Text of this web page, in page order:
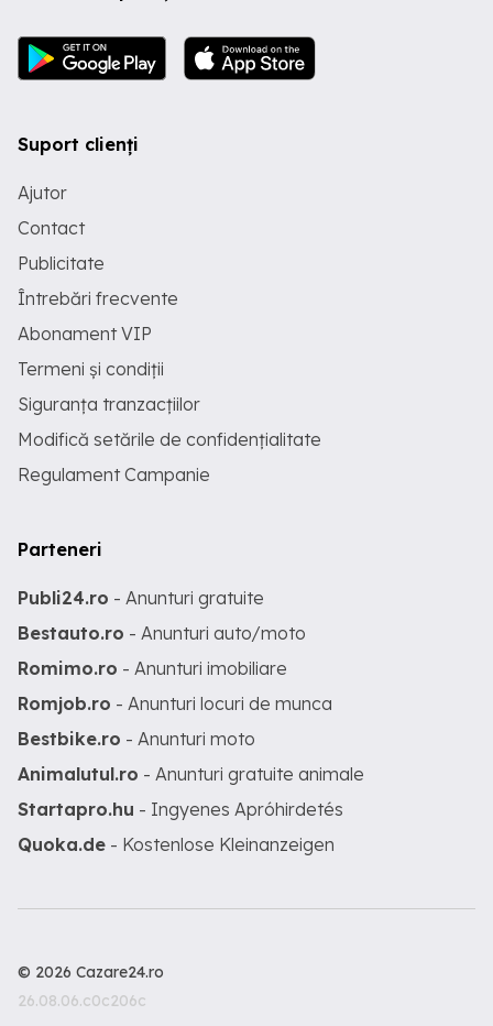
Suport clienți
Ajutor
Contact
Publicitate
Întrebări frecvente
Abonament VIP
Termeni și condiții
Siguranța tranzacțiilor
Modifică setările de confidențialitate
Regulament Campanie
Parteneri
Publi24.ro - Anunturi gratuite
Bestauto.ro - Anunturi auto/moto
Romimo.ro - Anunturi imobiliare
Romjob.ro - Anunturi locuri de munca
Bestbike.ro - Anunturi moto
Animalutul.ro - Anunturi gratuite animale
Startapro.hu - Ingyenes Apróhirdetés
Quoka.de - Kostenlose Kleinanzeigen
© 2026 Cazare24.ro
26.08.06.c0c206c